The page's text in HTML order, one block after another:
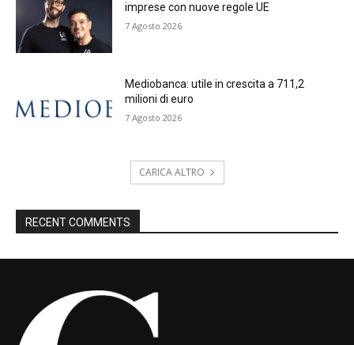
imprese con nuove regole UE
7 Agosto 2026
Mediobanca: utile in crescita a 711,2
milioni di euro
7 Agosto 2026
CARICA ALTRO
RECENT COMMENTS